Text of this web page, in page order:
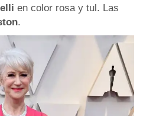
en color rosa y tul. Las
.